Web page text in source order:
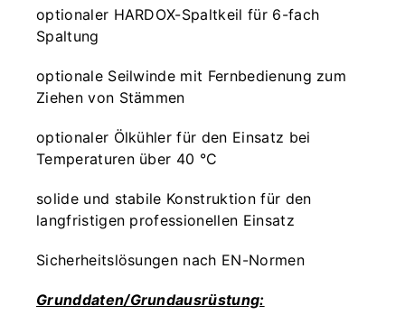
optionaler HARDOX-Spaltkeil für 6-fach
Spaltung
optionale Seilwinde mit Fernbedienung zum
Ziehen von Stämmen
optionaler Ölkühler für den Einsatz bei
Temperaturen über 40 °C
solide und stabile Konstruktion für den
langfristigen professionellen Einsatz
Sicherheitslösungen nach EN-Normen
Grunddaten/Grundausrüstung: